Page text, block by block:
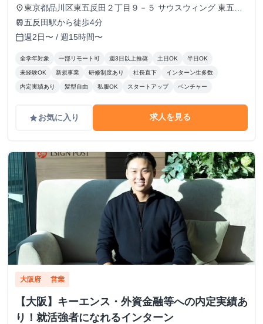
place東京都品川区東五反田２丁目９－５ サウスウィング 東五反
田５階
train 五反田駅から徒歩4分
calendar_today週2日〜 / 週15時間〜
全学年対象 一部リモート可 週3日以上推奨 土日OK 半日OK
未経験OK 新規事業 研修制度あり 社長直下 インターン生多数
内定実績あり 髪型自由 私服OK スタートアップ ベンチャー
gradeお気に入り 求人を見る
大阪府 営業
【大阪】キーエンス・外資金融等への内定実績あ
り！就活強者になれるインターン